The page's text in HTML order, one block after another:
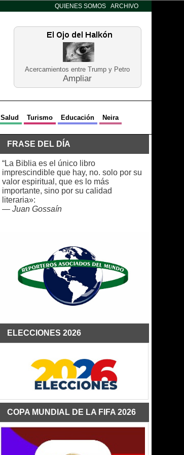
QUIENES SOMOS ARCHIVO
Acercamientos entre Trump y Petro
Ampliar
Salud Turismo Educación Neira
FRASE DEL DÍA
“La Biblia es el único libro
imprescindible que hay, no. solo por su
valor espiritual, que es lo más
importante, sino por su calidad
literaria»:
— Juan Gossaín
ELECCIONES 2026
COPA MUNDIAL DE LA FIFA 2026